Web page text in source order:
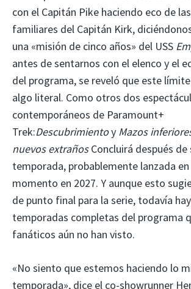
con el Capitán Pike haciendo eco de
familiares del Capitán Kirk,
una «misión de cinco años» del USS
antes de sentarnos con el elenco y el
del programa, se reveló que este
algo literal. Como otros dos
contemporáneos de Paramount+
Trek:Descubrimientoy Mazos
nuevos extrañosConcluirá después de
temporada, probablemente lanzada
momento en 2027. Y aunque esto
de punto final para la serie, todavía
temporadas completas del programa
fanáticos aún no han visto.
«No siento que estemos haciendo lo
temporada», dice el co-showrunner